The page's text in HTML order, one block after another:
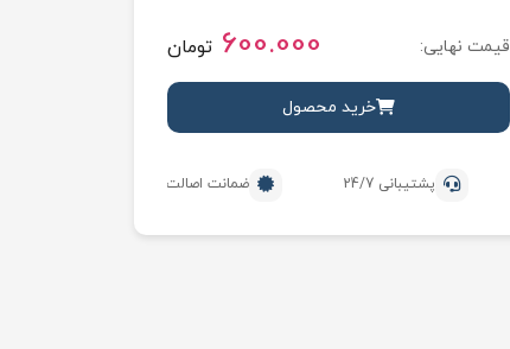
قیمت نهایی: تومان600.000
خرید محصول
پشتیبانی 24/7 ضمانت اصالت محصول